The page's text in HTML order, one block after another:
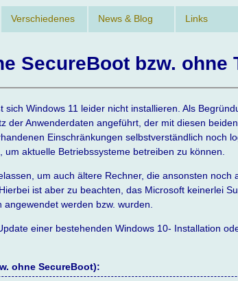
Verschiedenes News & Blog Links
SecureBoot bzw. ohne
Windows 11 leider nicht installieren. Als
der Anwenderdaten angeführt, der mit diesen
Einschränkungen selbstverständlich noch
aktuelle Betriebssysteme betreiben zu können.
um auch ältere Rechner, die ansonsten noch
ist aber zu beachten, das Microsoft keinerlei
werden bzw. wurden.
einer bestehenden Windows 10- Installation
ohne SecureBoot):